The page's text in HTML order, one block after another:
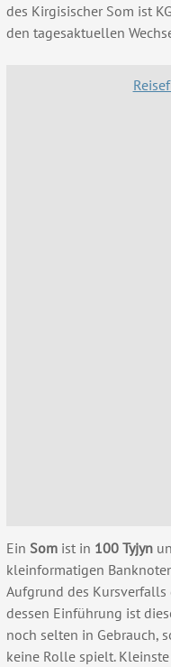
des Kirgisischer Som ist
den tagesaktuellen
EinSom ist in 100 Tyjyn
kleinformatigen
Aufgrund des Kursverfalls
dessen Einführung ist
noch selten in Gebrauch,
keine Rolle spielt.